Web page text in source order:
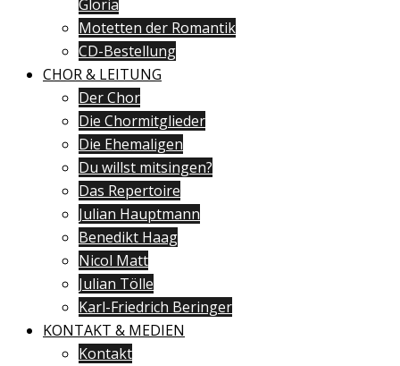
Gloria
Motetten der Romantik
CD-Bestellung
CHOR & LEITUNG
Der Chor
Die Chormitglieder
Die Ehemaligen
Du willst mitsingen?
Das Repertoire
Julian Hauptmann
Benedikt Haag
Nicol Matt
Julian Tölle
Karl-Friedrich Beringer
KONTAKT & MEDIEN
Kontakt